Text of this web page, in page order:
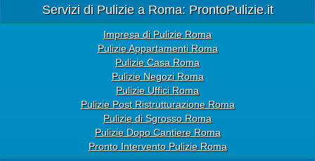
Servizi di Pulizie a Roma: ProntoPulizie.it
Impresa di Pulizie Roma
Pulizie Appartamenti Roma
Pulizie Casa Roma
Pulizie Negozi Roma
Pulizie Uffici Roma
Pulizie Post Ristrutturazione Roma
Pulizie di Sgrosso Roma
Pulizie Dopo Cantiere Roma
Pronto Intervento Pulizie Roma